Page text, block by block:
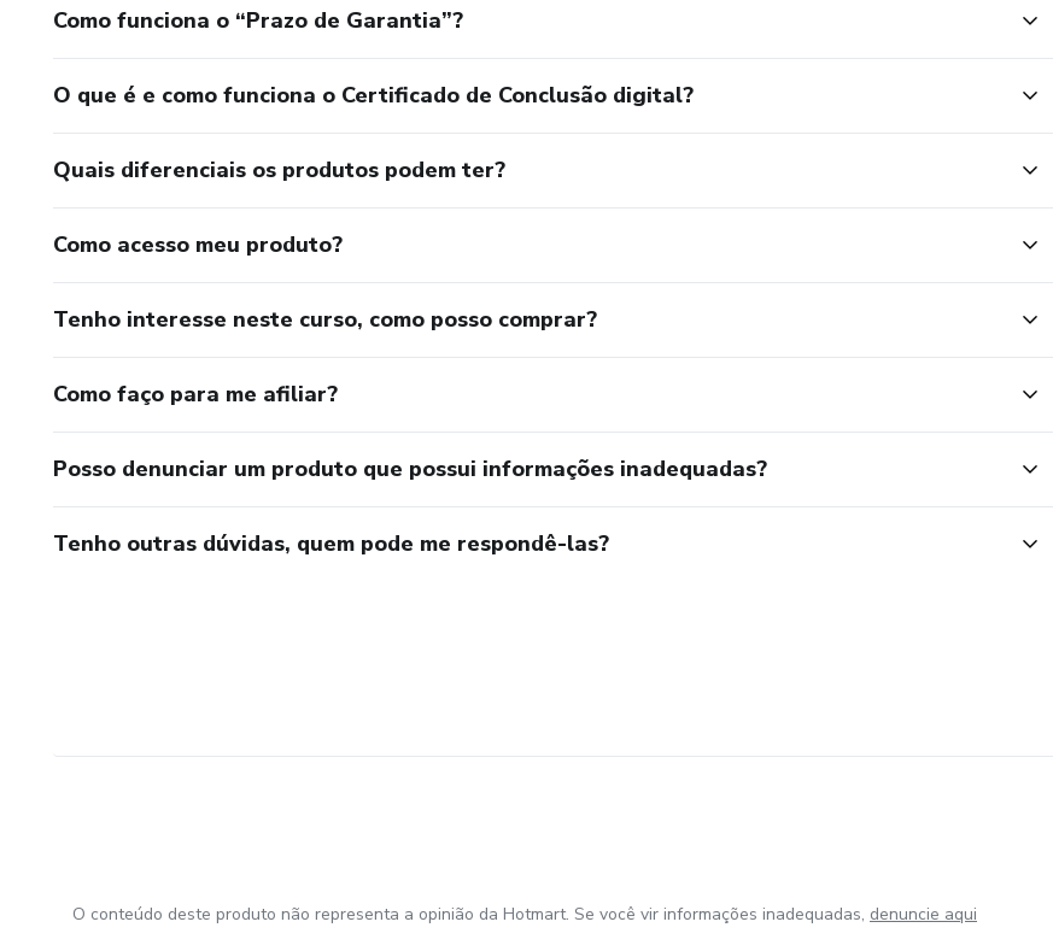
Como funciona o “Prazo de Garantia”?
O que é e como funciona o Certificado de Conclusão digital?
Quais diferenciais os produtos podem ter?
Como acesso meu produto?
Tenho interesse neste curso, como posso comprar?
Como faço para me afiliar?
Posso denunciar um produto que possui informações inadequadas?
Tenho outras dúvidas, quem pode me respondê-las?
O conteúdo deste produto não representa a opinião da Hotmart. Se você vir informações inadequadas, denuncie aqui